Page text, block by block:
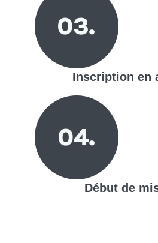
Inscription en
Début de